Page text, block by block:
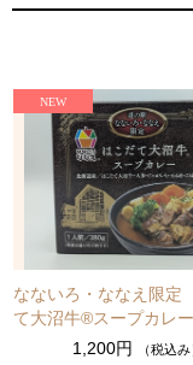
なないろ・ななえ限
て大沼牛®スープカレー
1,200円
（税込み